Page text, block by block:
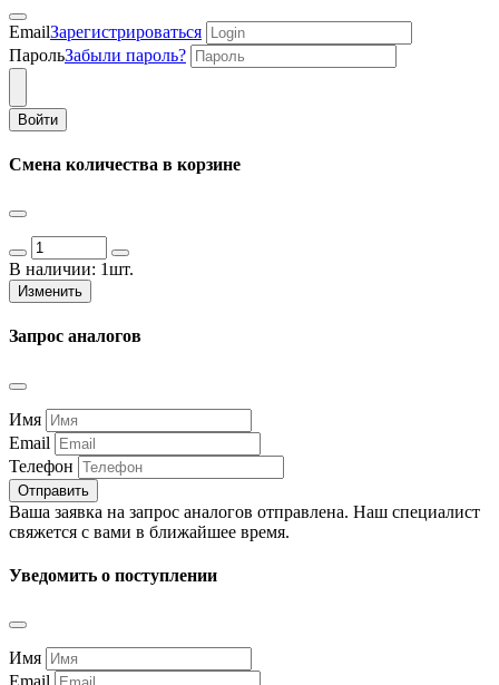
EmailЗарегистрироваться
ПарольЗабыли пароль?
Войти
Смена количества в корзине
В наличии: 1шт.
Изменить
Запрос аналогов
Имя
Email
Телефон
Отправить
Ваша заявка на запрос аналогов отправлена. Наш специалист
свяжется с вами в ближайшее время.
Уведомить о поступлении
Имя